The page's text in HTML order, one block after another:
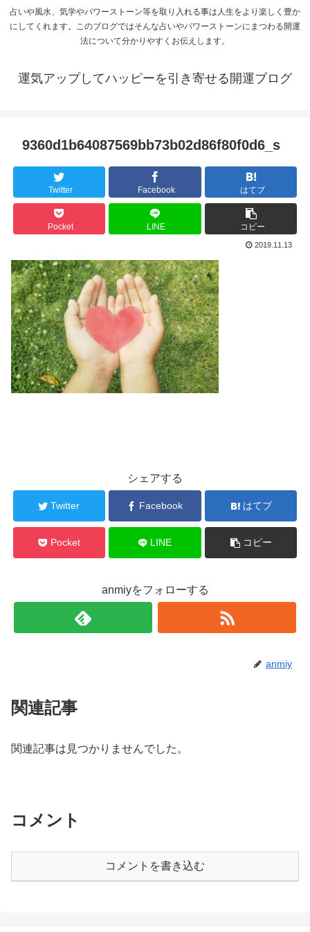
占いや風水、気学やパワーストーン等を取り入れる事は人生をより楽しく豊か
にしてくれます。このブログではそんな占いやパワーストーンにまつわる開運
法について分かりやすくお伝えします。
運気アップしてハッピーを引き寄せる開運ブログ
9360d1b64087569bb73b02d86f80f0d6_s
Twitter Facebook はてブ
Pocket LINE コピー
2019.11.13
シェアする
Twitter Facebook はてブ
Pocket LINE コピー
anmiyをフォローする
anmiy
関連記事
関連記事は見つかりませんでした。
コメント
コメントを書き込む